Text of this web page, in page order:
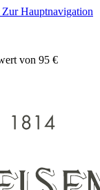
Zur Hauptnavigation
von 95 €